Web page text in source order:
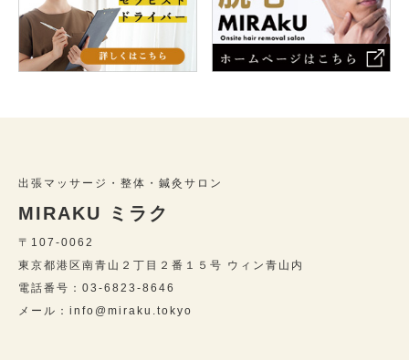
出張マッサージ・整体・鍼灸サロン
MIRAKU ミラク
〒107-0062
東京都港区南青山２丁目２番１５号 ウィン青山内
電話番号：03-6823-8646
メール：info@miraku.tokyo